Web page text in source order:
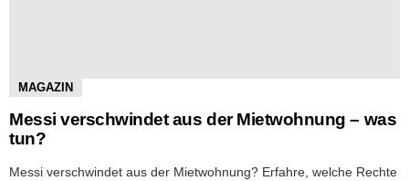
MAGAZIN
Messi verschwindet aus der Mietwohnung – was
tun?
Messi verschwindet aus der Mietwohnung? Erfahre, welche Rechte